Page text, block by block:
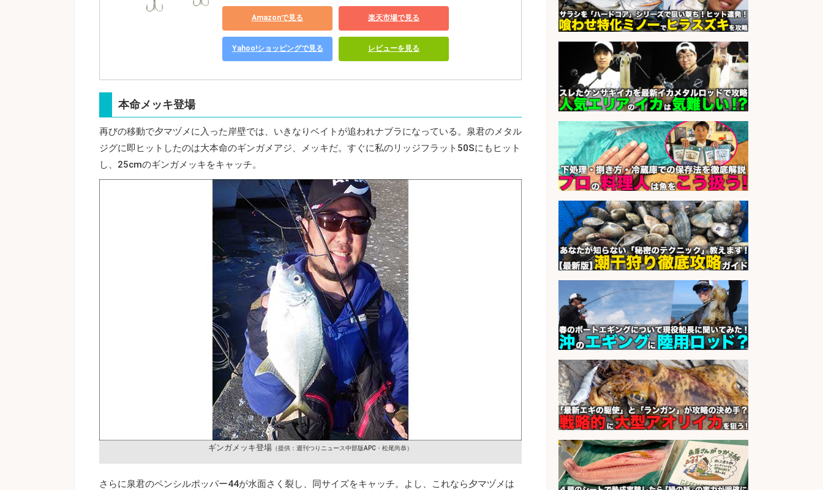
Amazonで見る 楽天市場で見る
Yahoo!ショッピングで見る レビューを見る
本命メッキ登場
再びの移動で夕マヅメに入った岸壁では、いきなりベイトが追われナブラになっている。泉君のメタル
ジグに即ヒットしたのは大本命のギンガメアジ、メッキだ。すぐに私のリッジフラット50Sにもヒット
し、25cmのギンガメッキをキャッチ。
ギンガメッキ登場 （提供：週刊つりニュース中部版APC・松尾尚恭）
さらに泉君のペンシルポッパー44が水面さく裂し、同サイズをキャッチ。よし、これなら夕マヅメは
東京都
sponsored by 求人ボックス
さらに求人情報を見る